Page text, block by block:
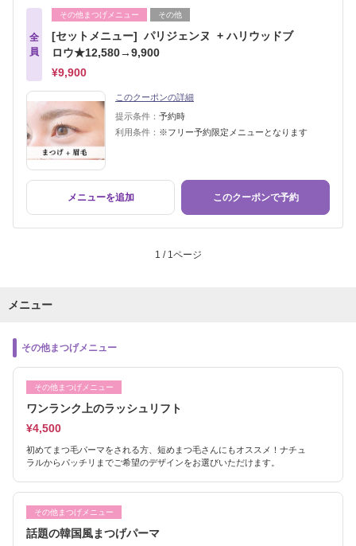
全
員
その他まつげメニュー その他
[セットメニュー] パリジェンヌ + ハリウッドブ
ロウ★12,580→9,900
¥9,900
このクーポンの詳細
提示条件： 予約時
利用条件： ※フリー予約限定メニューとなります
メニューを追加 このクーポンで予約
1 / 1ページ
メニュー
その他まつげメニュー
その他まつげメニュー
ワンランク上のラッシュリフト
¥4,500
初めてまつ毛パーマをされる方、短めまつ毛さんにもオススメ！ナチュ
ラルからパッチリまでご希望のデザインをお選びいただけます。
その他まつげメニュー
話題の韓国風まつげパーマ